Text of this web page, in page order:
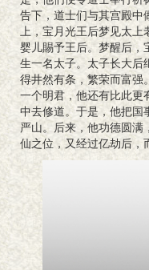
告下，道士们与其宫殿中
上，宝月光王后梦见太上
婴儿賜予王后。梦醒后，
生一名太子。太子长大后
得井然有条，繁荣而富强
一个明君，他还有比此更
中去修道。于是，他把国
严山。后来，他功德圆满
仙之位，又经过亿劫后，